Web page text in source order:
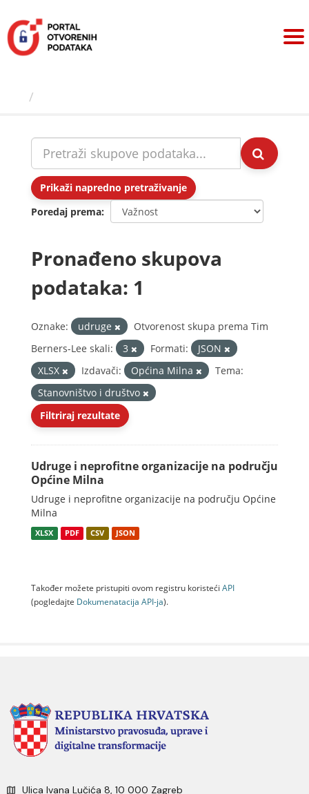
sadržaj
Prikaži napredno pretraživanje
Poredaj prema
Pronađeno skupova
podataka: 1
Oznake: udruge
Otvorenost skupa prema Tim
Berners-Lee skali:
3 Formati:
JSON
XLSX
Izdavači: Općina Milna
Tema:
Stanovništvo i društvo
Filtriraj rezultate
Udruge i neprofitne organizacije na području
Općine Milna
Udruge i neprofitne organizacije na području Općine
Milna
XLSX PDF CSV JSON
Također možete pristupiti ovom registru koristeći API
(pogledajte Dokumenаtаcijа API-jа).